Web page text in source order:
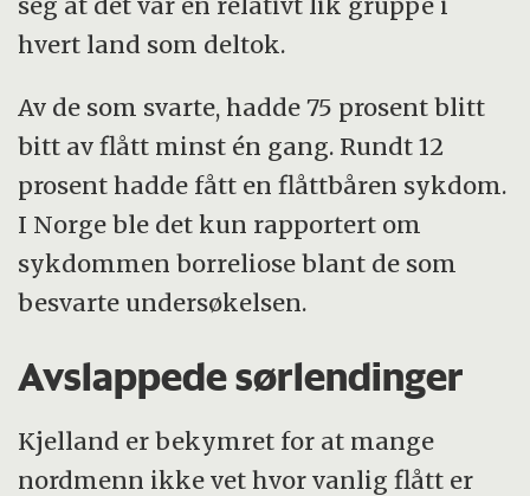
hvert land som deltok.
Av de som svarte, hadde 75 prosent blitt
bitt av flått minst én gang. Rundt 12
prosent hadde fått en flåttbåren sykdom.
I Norge ble det kun rapportert om
sykdommen borreliose blant de som
besvarte undersøkelsen.
Avslappede sørlendinger
Kjelland er bekymret for at mange
nordmenn ikke vet hvor vanlig flått er